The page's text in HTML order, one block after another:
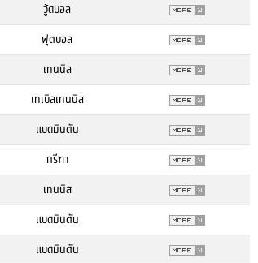
วู้ดบอล
ฟุตบอล
เทนนิส
เทเบิลเทนนิส
แบดมินตัน
กรีฑา
เทนนิส
แบดมินตัน
แบดมินตัน